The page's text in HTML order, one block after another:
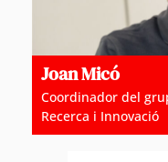
Joan Micó
Coordinador del
Recerca i Innovació